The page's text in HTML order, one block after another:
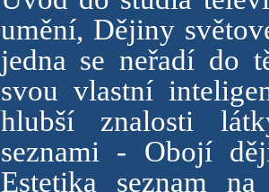
umění, Dějiny
jedna se neřadí do
svou vlastní
hlubší znalosti
seznami - Obojí
Estetika seznam